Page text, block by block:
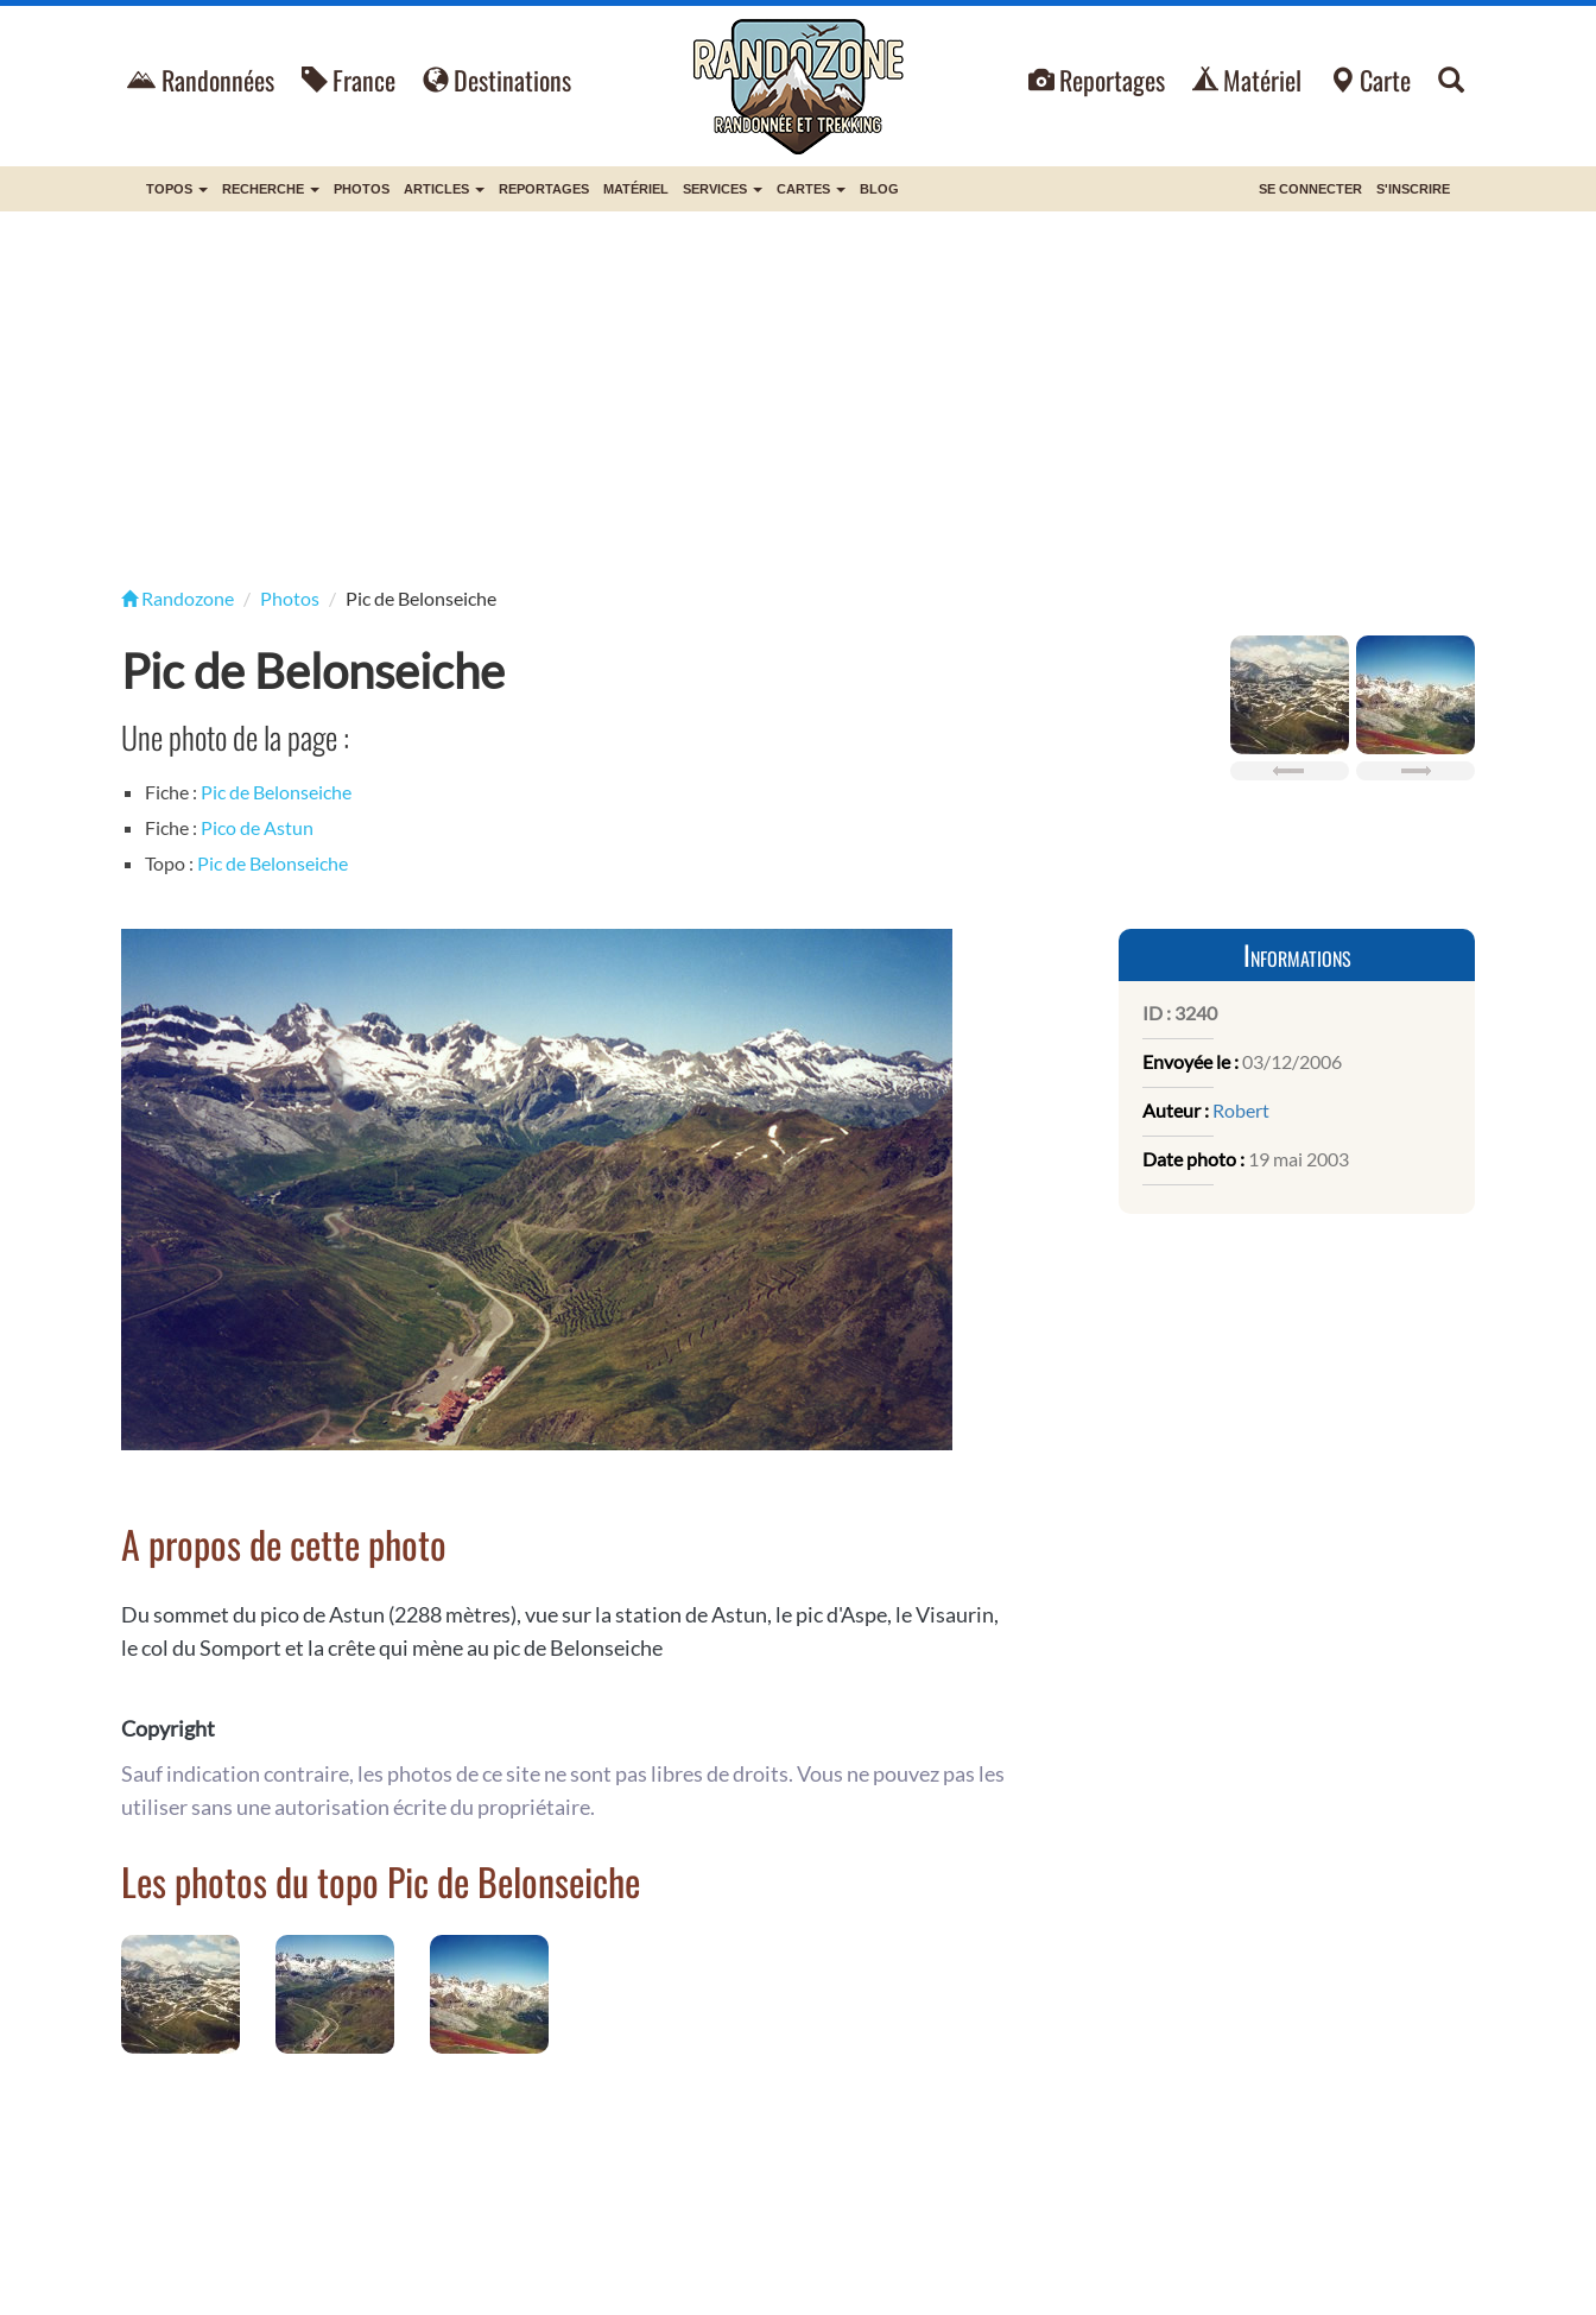
Randonnées France Destinations Reportages Matériel Carte
TOPOS RECHERCHE PHOTOS ARTICLES REPORTAGES MATÉRIEL SERVICES CARTES BLOG SE CONNECTER S'INSCRIRE
Randozone Photos Pic de Belonseiche
Pic de Belonseiche
Une photo de la page :
Fiche : Pic de Belonseiche
Fiche : Pico de Astun
Topo : Pic de Belonseiche
A propos de cette photo
Du sommet du pico de Astun (2288 mètres), vue sur la station de Astun, le pic d'Aspe, le Visaurin,
le col du Somport et la crête qui mène au pic de Belonseiche
Copyright
Sauf indication contraire, les photos de ce site ne sont pas libres de droits. Vous ne pouvez pas les
utiliser sans une autorisation écrite du propriétaire.
Les photos du topo Pic de Belonseiche
Informations
ID : 3240
Envoyée le :03/12/2006
Auteur : Robert
Date photo : 19 mai 2003